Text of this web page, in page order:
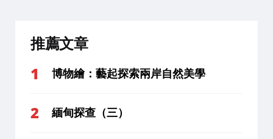
推薦文章
博物繪：藝起探索兩岸自然美學
緬甸探查（三）